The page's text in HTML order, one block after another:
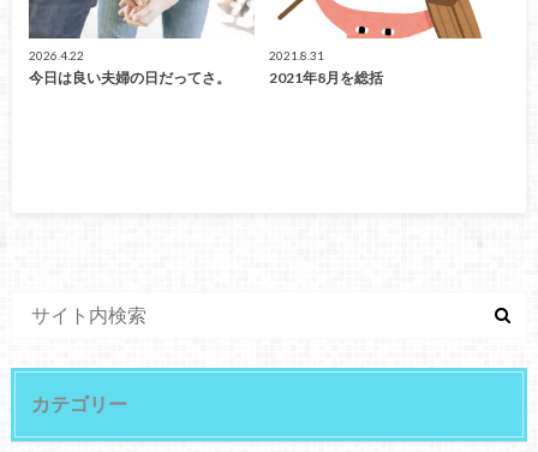
2026.4.22
今日は良い夫婦の日だってさ。
2021.8.31
2021年8月を総括
カテゴリー